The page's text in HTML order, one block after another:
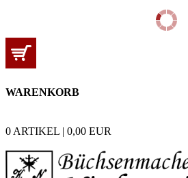
WARENKORB
0 ARTIKEL | 0,00 EUR